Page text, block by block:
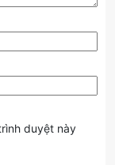
duyệt này